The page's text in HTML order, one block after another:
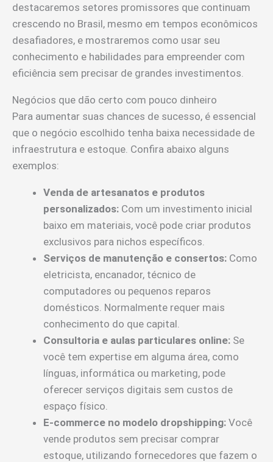
destacaremos setores promissores que continuam
crescendo no Brasil, mesmo em tempos econômicos
desafiadores, e mostraremos como usar seu
conhecimento e habilidades para empreender com
eficiência sem precisar de grandes investimentos.
Negócios que dão certo com pouco dinheiro
Para aumentar suas chances de sucesso, é essencial
que o negócio escolhido tenha baixa necessidade de
infraestrutura e estoque. Confira abaixo alguns
exemplos:
Venda de artesanatos e produtos
personalizados: Com um investimento inicial
baixo em materiais, você pode criar produtos
exclusivos para nichos específicos.
Serviços de manutenção e consertos: Como
eletricista, encanador, técnico de
computadores ou pequenos reparos
domésticos. Normalmente requer mais
conhecimento do que capital.
Consultoria e aulas particulares online: Se
você tem expertise em alguma área, como
línguas, informática ou marketing, pode
oferecer serviços digitais sem custos de
espaço físico.
E-commerce no modelo dropshipping: Você
vende produtos sem precisar comprar
estoque, utilizando fornecedores que fazem o